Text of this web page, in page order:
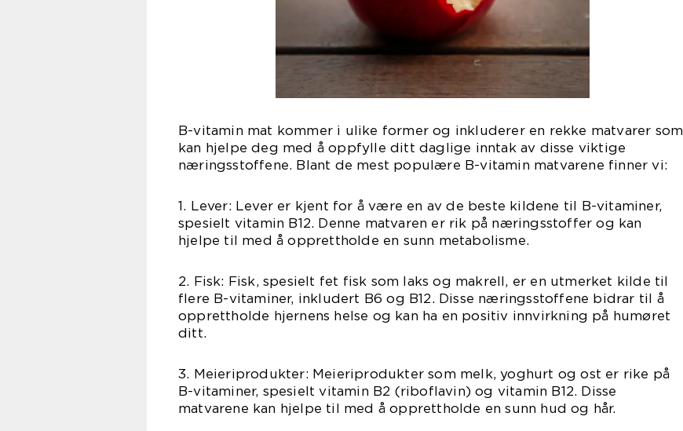
B-vitamin mat kommer i ulike former og inkluderer en rekke matvarer som
kan hjelpe deg med å oppfylle ditt daglige inntak av disse viktige
næringsstoffene. Blant de mest populære B-vitamin matvarene finner vi:
1. Lever: Lever er kjent for å være en av de beste kildene til B-vitaminer,
spesielt vitamin B12. Denne matvaren er rik på næringsstoffer og kan
hjelpe til med å opprettholde en sunn metabolisme.
2. Fisk: Fisk, spesielt fet fisk som laks og makrell, er en utmerket kilde til
flere B-vitaminer, inkludert B6 og B12. Disse næringsstoffene bidrar til å
opprettholde hjernens helse og kan ha en positiv innvirkning på humøret
ditt.
3. Meieriprodukter: Meieriprodukter som melk, yoghurt og ost er rike på
B-vitaminer, spesielt vitamin B2 (riboflavin) og vitamin B12. Disse
matvarene kan hjelpe til med å opprettholde en sunn hud og hår.